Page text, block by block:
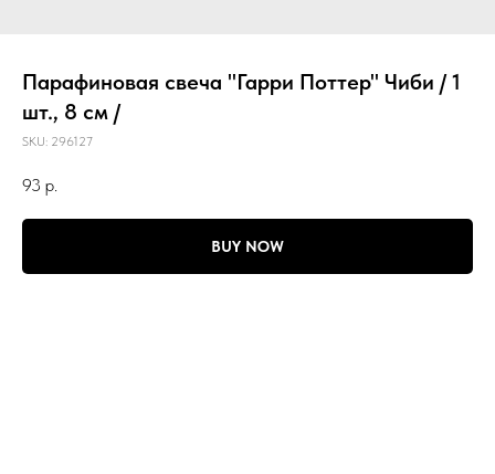
Парафиновая свеча "Гарри Поттер" Чиби / 1
шт., 8 см /
SKU: 296127
93 р.
BUY NOW